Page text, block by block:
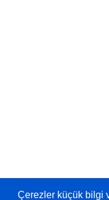
Çerezler küçük bilgi